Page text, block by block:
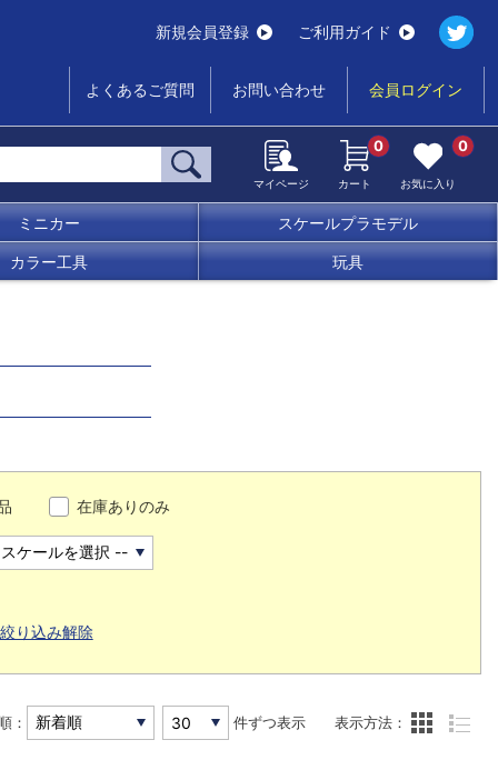
新規会員登録 ご利用ガイド
よくあるご質問 お問い合わせ 会員ログイン
マイページ カート
0
お気に入り
0
ミニカー スケールプラモデル
カラー工具 玩具
在庫ありのみ
絞り込み解除
： 件ずつ表示 表示方法：